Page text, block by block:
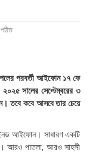
পরবর্তী আইফোন ১৭ কে
সালের সেপ্টেম্বরের ৩
তবে কবে আসবে তার চেয়ে
আইফোন। সাধারণ একটি
আরও পাতলা, আরও সাহসী